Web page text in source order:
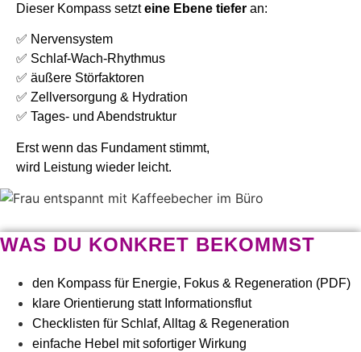
Dieser Kompass setzteine Ebene tiefer an:
✅ Nervensystem
✅ Schlaf-Wach-Rhythmus
✅ äußere Störfaktoren
✅ Zellversorgung & Hydration
✅ Tages- und Abendstruktur
Erst wenn das Fundament stimmt,
wird Leistung wieder leicht.
WAS DU KONKRET BEKOMMST
den Kompass für Energie, Fokus & Regeneration (PDF)
klare Orientierung statt Informationsflut
Checklisten für Schlaf, Alltag & Regeneration
einfache Hebel mit sofortiger Wirkung